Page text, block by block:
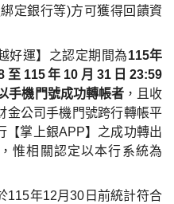
定銀行等)方可獲得回饋資
好運】之認定期間為115年
至115年10月31日23:59
手機門號成功轉帳者，且收
金公司手機門號跨行轉帳平
【掌上銀APP】之成功轉出
惟相關認定以本行系統為
115年12月30日前統計符合